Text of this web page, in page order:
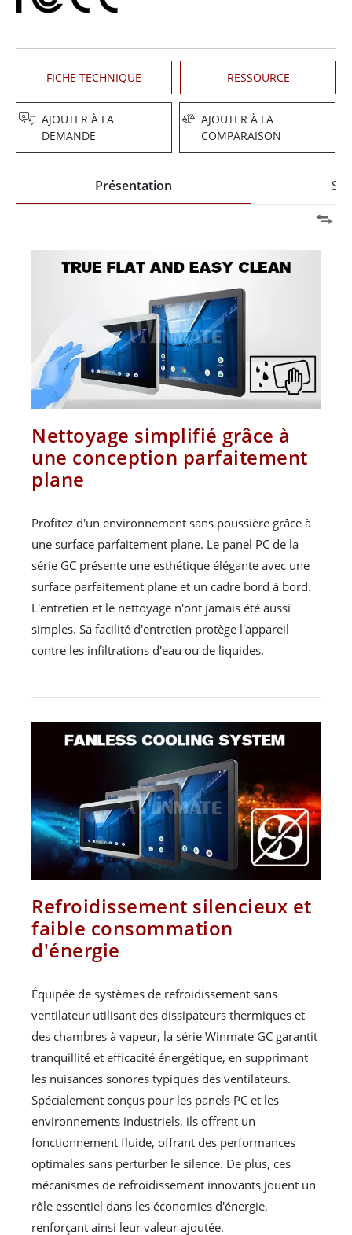
FICHE TECHNIQUE RESSOURCE
AJOUTER À LA
DEMANDE
AJOUTER À LA
COMPARAISON
Présentation
Nettoyage simplifié grâce à
une conception parfaitement
plane
Profitez d'un environnement sans poussière grâce à
une surface parfaitement plane. Le panel PC de la
série GC présente une esthétique élégante avec une
surface parfaitement plane et un cadre bord à bord.
L'entretien et le nettoyage n'ont jamais été aussi
simples. Sa facilité d'entretien protège l'appareil
contre les infiltrations d'eau ou de liquides.
Refroidissement silencieux et
faible consommation
d'énergie
Équipée de systèmes de refroidissement sans
ventilateur utilisant des dissipateurs thermiques et
des chambres à vapeur, la série Winmate GC garantit
tranquillité et efficacité énergétique, en supprimant
les nuisances sonores typiques des ventilateurs.
Spécialement conçus pour les panels PC et les
environnements industriels, ils offrent un
fonctionnement fluide, offrant des performances
optimales sans perturber le silence. De plus, ces
mécanismes de refroidissement innovants jouent un
rôle essentiel dans les économies d'énergie,
renforçant ainsi leur valeur ajoutée.